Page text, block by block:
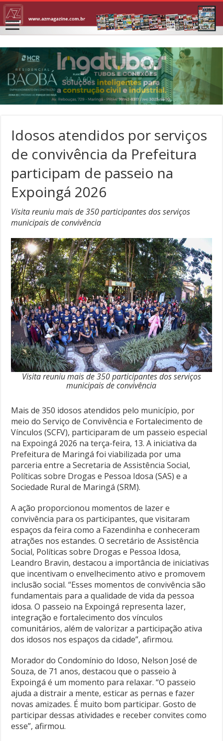
Idosos atendidos por serviços
de convivência da Prefeitura
participam de passeio na
Expoingá 2026
Visita reuniu mais de 350 participantes dos serviços
municipais de convivência
Visita reuniu mais de 350 participantes dos serviços
municipais de convivência
Mais de 350 idosos atendidos pelo município, por
meio do Serviço de Convivência e Fortalecimento de
Vínculos (SCFV), participaram de um passeio especial
na Expoingá 2026 na terça-feira, 13. A iniciativa da
Prefeitura de Maringá foi viabilizada por uma
parceria entre a Secretaria de Assistência Social,
Políticas sobre Drogas e Pessoa Idosa (SAS) e a
Sociedade Rural de Maringá (SRM).
A ação proporcionou momentos de lazer e
convivência para os participantes, que visitaram
espaços da feira como a Fazendinha e conheceram
atrações nos estandes. O secretário de Assistência
Social, Políticas sobre Drogas e Pessoa Idosa,
Leandro Bravin, destacou a importância de iniciativas
que incentivam o envelhecimento ativo e promovem
inclusão social. “Esses momentos de convivência são
fundamentais para a qualidade de vida da pessoa
idosa. O passeio na Expoingá representa lazer,
integração e fortalecimento dos vínculos
comunitários, além de valorizar a participação ativa
dos idosos nos espaços da cidade”, afirmou.
Morador do Condomínio do Idoso, Nelson José de
Souza, de 71 anos, destacou que o passeio à
Expoingá é um momento para relaxar. “O passeio
ajuda a distrair a mente, esticar as pernas e fazer
novas amizades. É muito bom participar. Gosto de
participar dessas atividades e receber convites como
esse”, afirmou.